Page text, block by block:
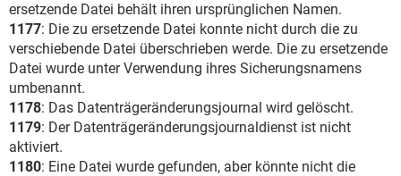
ersetzende Datei behält ihren ursprünglichen Namen.
1177: Die zu ersetzende Datei konnte nicht durch die zu
verschiebende Datei überschrieben werde. Die zu ersetzende
Datei wurde unter Verwendung ihres Sicherungsnamens
umbenannt.
1178: Das Datenträgeränderungsjournal wird gelöscht.
1179: Der Datenträgeränderungsjournaldienst ist nicht
aktiviert.
1180: Eine Datei wurde gefunden, aber könnte nicht die